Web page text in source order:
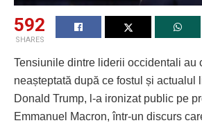
592
SHARES
Tensiunile dintre liderii occidentali au
neașteptată după ce fostul și actualul
Donald Trump, l-a ironizat public pe
Emmanuel Macron, într-un discurs